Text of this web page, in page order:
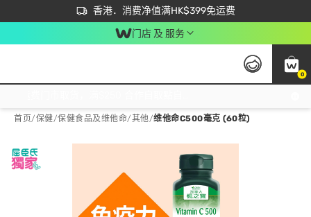
香港．消费净值满HK$399免运费
立即成为易赏钱会员尽享独家优惠
首次APP下单买满$450 输入 NEWAPP 即减$50
门店 及 服务
0
首页/保健/保健食品及维他命/其他/维他命C500毫克 (60粒)